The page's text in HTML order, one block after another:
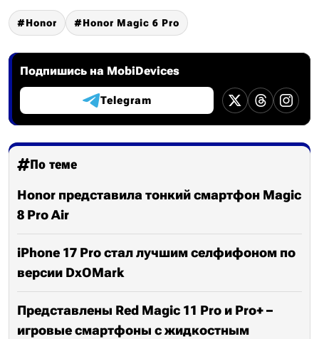
Honor Honor Magic 6 Pro
Подпишись на MobiDevices
Telegram
По теме
Honor представила тонкий смартфон Magic
8 Pro Air
iPhone 17 Pro стал лучшим селфифоном по
версии DxOMark
Представлены Red Magic 11 Pro и Pro+ –
игровые смартфоны с жидкостным